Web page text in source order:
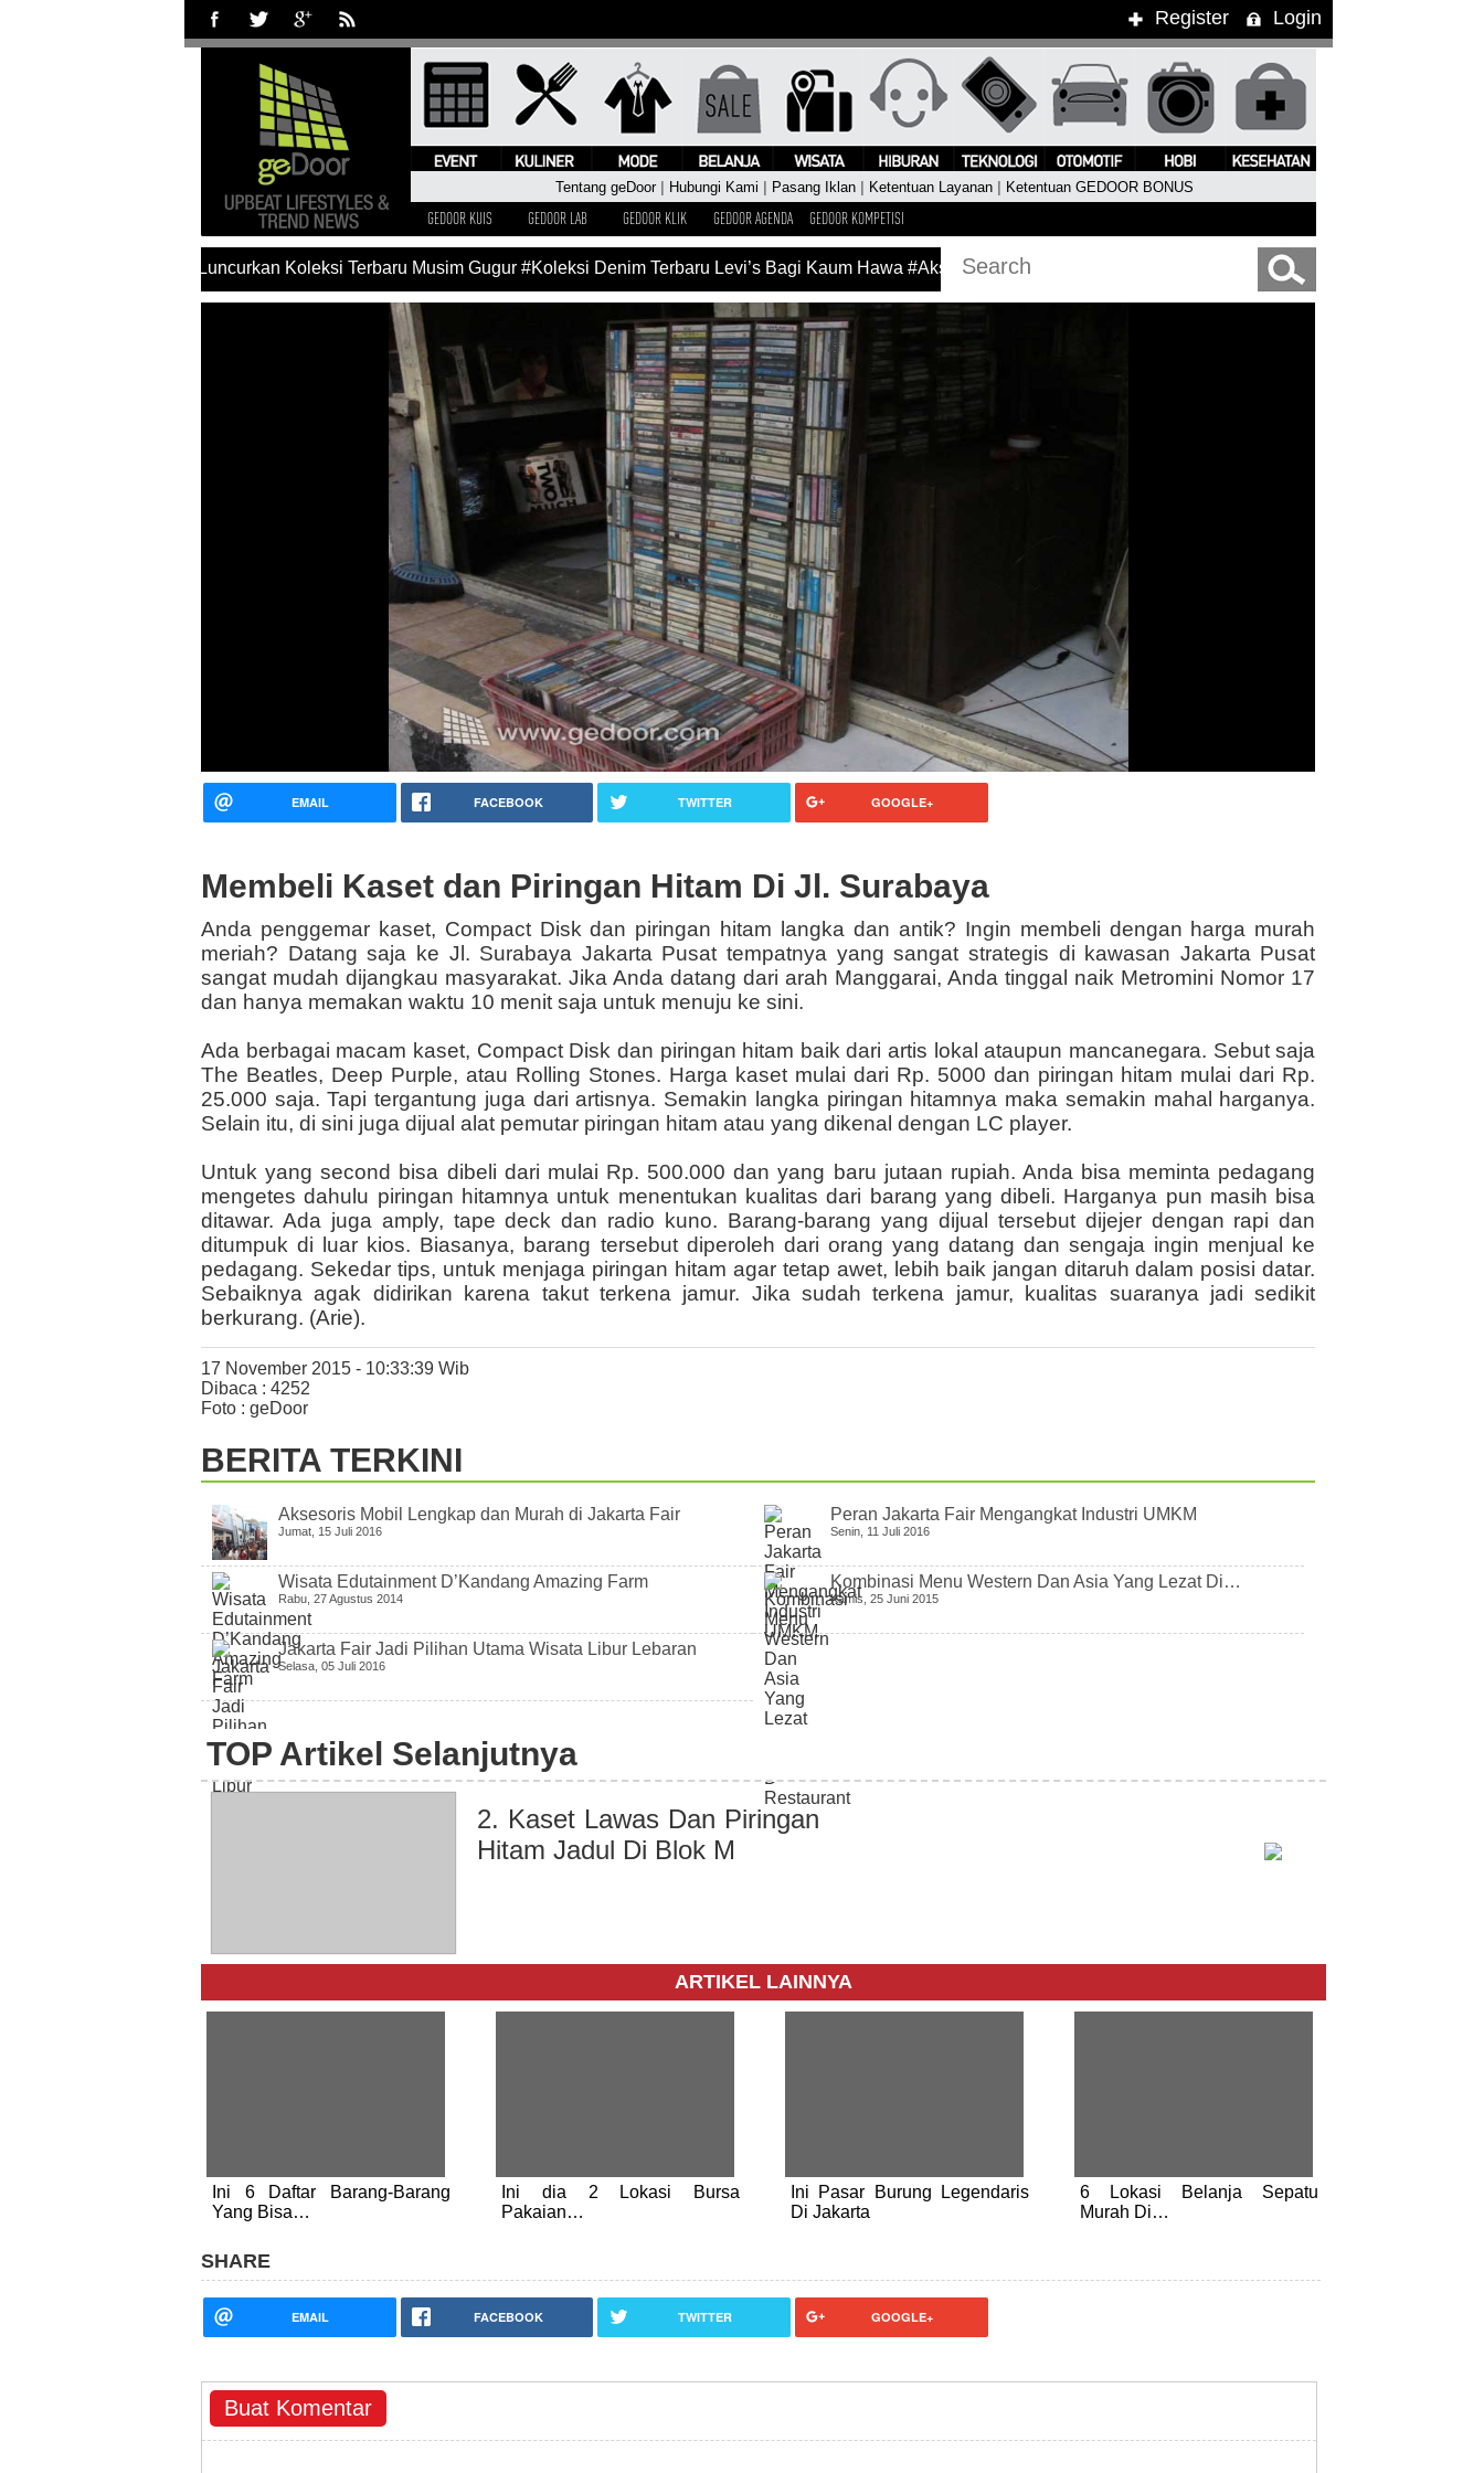
Register Login
Tentang geDoor| Hubungi Kami Pasang Iklan Ketentuan Layanan Ketentuan GEDOOR BONUS
GEDOOR KUIS GEDOOR LAB GEDOOR KLIK GEDOOR AGENDA GEDOOR KOMPETISI
#Charles & Keith Luncurkan Koleksi Terbaru Musim Gugur #Koleksi Denim Terbaru Levi’s Bagi Kaum Hawa #Aksi Panggung Kimbra Pukau Penonton WTF 2015
EMAIL FACEBOOK TWITTER GOOGLE+
Membeli Kaset dan Piringan Hitam Di Jl. Surabaya
Anda penggemar kaset, Compact Disk dan piringan hitam langka dan antik? Ingin membeli dengan harga murah
meriah? Datang saja ke Jl. Surabaya Jakarta Pusat tempatnya yang sangat strategis di kawasan Jakarta Pusat
sangat mudah dijangkau masyarakat. Jika Anda datang dari arah Manggarai, Anda tinggal naik Metromini Nomor 17
dan hanya memakan waktu 10 menit saja untuk menuju ke sini.
Ada berbagai macam kaset, Compact Disk dan piringan hitam baik dari artis lokal ataupun mancanegara. Sebut saja
The Beatles, Deep Purple, atau Rolling Stones. Harga kaset mulai dari Rp. 5000 dan piringan hitam mulai dari Rp.
25.000 saja. Tapi tergantung juga dari artisnya. Semakin langka piringan hitamnya maka semakin mahal harganya.
Selain itu, di sini juga dijual alat pemutar piringan hitam atau yang dikenal dengan LC player.
Untuk yang second bisa dibeli dari mulai Rp. 500.000 dan yang baru jutaan rupiah. Anda bisa meminta pedagang
mengetes dahulu piringan hitamnya untuk menentukan kualitas dari barang yang dibeli. Harganya pun masih bisa
ditawar. Ada juga amply, tape deck dan radio kuno. Barang-barang yang dijual tersebut dijejer dengan rapi dan
ditumpuk di luar kios. Biasanya, barang tersebut diperoleh dari orang yang datang dan sengaja ingin menjual ke
pedagang. Sekedar tips, untuk menjaga piringan hitam agar tetap awet, lebih baik jangan ditaruh dalam posisi datar.
Sebaiknya agak didirikan karena takut terkena jamur. Jika sudah terkena jamur, kualitas suaranya jadi sedikit
berkurang. (Arie).
17 November 2015 - 10:33:39 Wib
Dibaca : 4252
Foto : geDoor
BERITA TERKINI
Aksesoris Mobil Lengkap dan Murah di Jakarta Fair
Jumat, 15 Juli 2016
Peran Jakarta Fair Mengangkat Industri UMKM
Senin, 11 Juli 2016
Wisata Edutainment D’Kandang Amazing Farm
Rabu, 27 Agustus 2014
Kombinasi Menu Western Dan Asia Yang Lezat Di…
Kamis, 25 Juni 2015
Jakarta Fair Jadi Pilihan Utama Wisata Libur Lebaran
Selasa, 05 Juli 2016
TOP Artikel Selanjutnya
2. Kaset Lawas Dan Piringan
Hitam Jadul Di Blok M
ARTIKEL LAINNYA
Ini 6 Daftar Barang-Barang
Yang Bisa…
Ini dia 2 Lokasi Bursa
Pakaian…
Ini Pasar Burung Legendaris
Di Jakarta
6 Lokasi Belanja Sepatu
Murah Di…
SHARE
EMAIL FACEBOOK TWITTER GOOGLE+
Buat Komentar